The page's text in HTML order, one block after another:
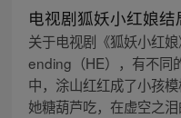
电视剧狐妖小红娘结
关于电视剧《狐妖小红
ending（HE），有不同
中，涂山红红成了小孩
她糖葫芦吃，在虚空之